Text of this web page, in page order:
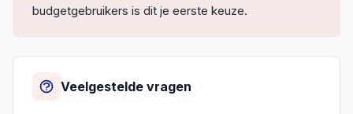
budgetgebruikers is dit je eerste keuze.
Veelgestelde vragen